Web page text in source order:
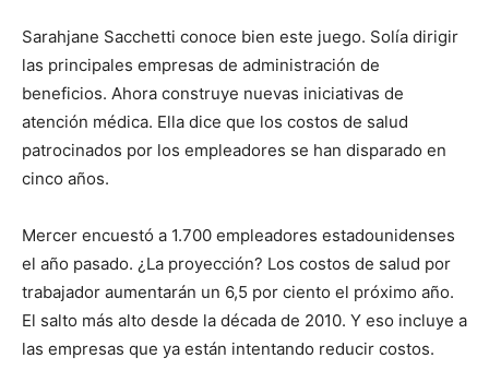
Sarahjane Sacchetti conoce bien este juego. Solía ​​dirigir
las principales empresas de administración de
beneficios. Ahora construye nuevas iniciativas de
atención médica. Ella dice que los costos de salud
patrocinados por los empleadores se han disparado en
cinco años.
Mercer encuestó a 1.700 empleadores estadounidenses
el año pasado. ¿La proyección? Los costos de salud por
trabajador aumentarán un 6,5 por ciento el próximo año.
El salto más alto desde la década de 2010. Y eso incluye a
las empresas que ya están intentando reducir costos.